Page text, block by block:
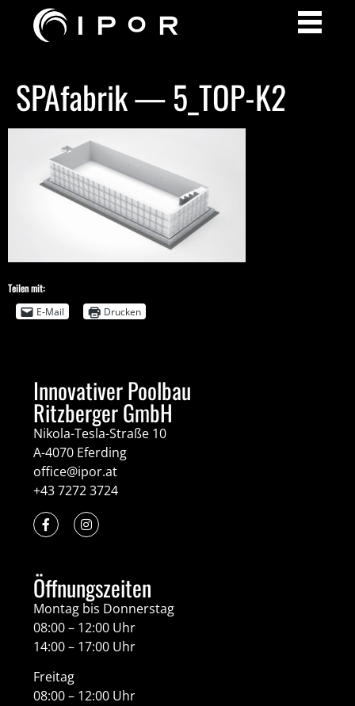
SPAfabrik — 5_TOP-K2
Teilen mit:
E-Mail
Drucken
Innovativer Poolbau
Ritzberger GmbH
Nikola-Tesla-Straße 10
A-4070 Eferding
office@ipor.at
+43 7272 3724
Öffnungszeiten
Montag bis Donnerstag
08:00 – 12:00 Uhr
14:00 – 17:00 Uhr
Freitag
08:00 – 12:00 Uhr